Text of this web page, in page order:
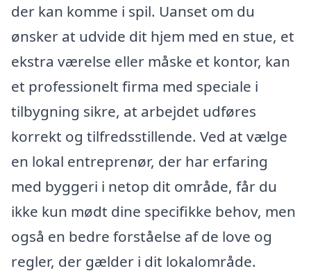
der kan komme i spil. Uanset om du
ønsker at udvide dit hjem med en stue, et
ekstra værelse eller måske et kontor, kan
et professionelt firma med speciale i
tilbygning sikre, at arbejdet udføres
korrekt og tilfredsstillende. Ved at vælge
en lokal entreprenør, der har erfaring
med byggeri i netop dit område, får du
ikke kun mødt dine specifikke behov, men
også en bedre forståelse af de love og
regler, der gælder i dit lokalområde.